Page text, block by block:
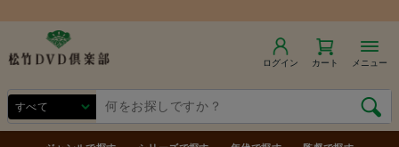
ログイン カート メニュー